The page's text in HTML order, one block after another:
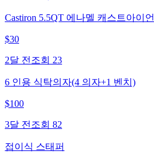
Castiron 5.5QT 에나멜 캐스트아이
$30
2달 전 조회 23
6 인용 식탁의자(4 의자+1 벤치)
$100
3달 전 조회 82
접이식 스태퍼